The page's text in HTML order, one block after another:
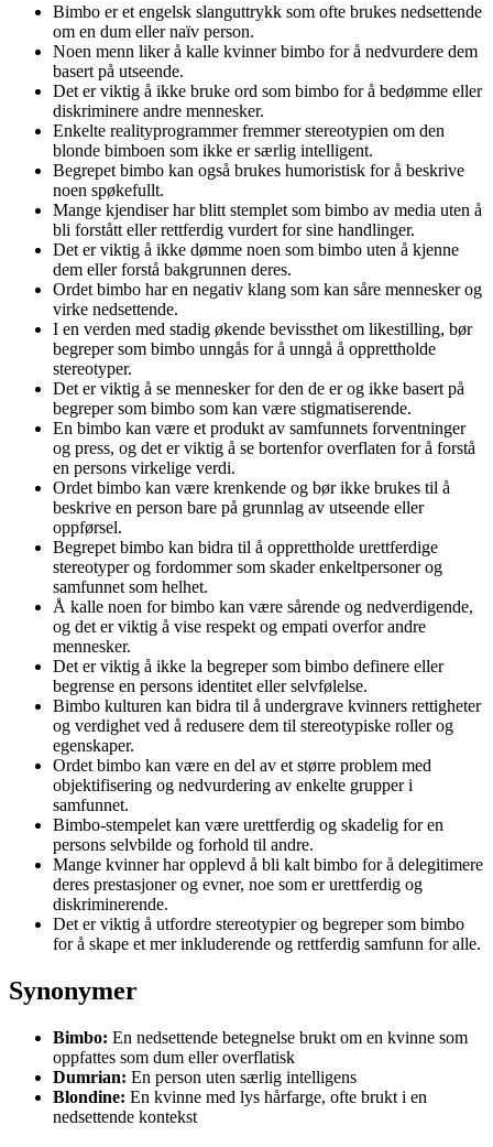
Bimbo er et engelsk slanguttrykk som ofte brukes nedsettende
om en dum eller naïv person.
Noen menn liker å kalle kvinner bimbo for å nedvurdere dem
basert på utseende.
Det er viktig å ikke bruke ord som bimbo for å bedømme eller
diskriminere andre mennesker.
Enkelte realityprogrammer fremmer stereotypien om den
blonde bimboen som ikke er særlig intelligent.
Begrepet bimbo kan også brukes humoristisk for å beskrive
noen spøkefullt.
Mange kjendiser har blitt stemplet som bimbo av media uten å
bli forstått eller rettferdig vurdert for sine handlinger.
Det er viktig å ikke dømme noen som bimbo uten å kjenne
dem eller forstå bakgrunnen deres.
Ordet bimbo har en negativ klang som kan såre mennesker og
virke nedsettende.
I en verden med stadig økende bevissthet om likestilling, bør
begreper som bimbo unngås for å unngå å opprettholde
stereotyper.
Det er viktig å se mennesker for den de er og ikke basert på
begreper som bimbo som kan være stigmatiserende.
En bimbo kan være et produkt av samfunnets forventninger
og press, og det er viktig å se bortenfor overflaten for å forstå
en persons virkelige verdi.
Ordet bimbo kan være krenkende og bør ikke brukes til å
beskrive en person bare på grunnlag av utseende eller
oppførsel.
Begrepet bimbo kan bidra til å opprettholde urettferdige
stereotyper og fordommer som skader enkeltpersoner og
samfunnet som helhet.
Å kalle noen for bimbo kan være sårende og nedverdigende,
og det er viktig å vise respekt og empati overfor andre
mennesker.
Det er viktig å ikke la begreper som bimbo definere eller
begrense en persons identitet eller selvfølelse.
Bimbo kulturen kan bidra til å undergrave kvinners rettigheter
og verdighet ved å redusere dem til stereotypiske roller og
egenskaper.
Ordet bimbo kan være en del av et større problem med
objektifisering og nedvurdering av enkelte grupper i
samfunnet.
Bimbo-stempelet kan være urettferdig og skadelig for en
persons selvbilde og forhold til andre.
Mange kvinner har opplevd å bli kalt bimbo for å delegitimere
deres prestasjoner og evner, noe som er urettferdig og
diskriminerende.
Det er viktig å utfordre stereotypier og begreper som bimbo
for å skape et mer inkluderende og rettferdig samfunn for alle.
Synonymer
Bimbo: En nedsettende betegnelse brukt om en kvinne som
oppfattes som dum eller overflatisk
Dumrian: En person uten særlig intelligens
Blondine: En kvinne med lys hårfarge, ofte brukt i en
nedsettende kontekst